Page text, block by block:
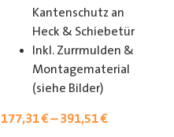
Kantenschutz an
Heck & Schiebetür
Inkl. Zurrmulden &
Montagematerial
(siehe Bilder)
177,31€–391,51€